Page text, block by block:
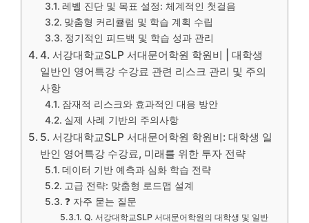
레벨 진단 및 목표 설정: 체계적인 첫걸음
맞춤형 커리큘럼 및 학습 계획 수립
정기적인 피드백 및 학습 성과 관리
4. 서강대학교SLP 서대문어학원 학원비 | 대학생
일반인 영어특강 수강료 관련 리스크 관리 및 주의
사항
잠재적 리스크와 효과적인 대응 방안
실제 사례 기반의 주의사항
5. 서강대학교SLP 서대문어학원 학원비: 대학생 일
반인 영어특강 수강료, 미래를 위한 투자 전략
데이터 기반 예측과 심화 학습 전략
고급 전략: 맞춤형 로드맵 설계
❓ 자주 묻는 질문
Q. 서강대학교SLP 서대문어학원의 대학생 및 일반